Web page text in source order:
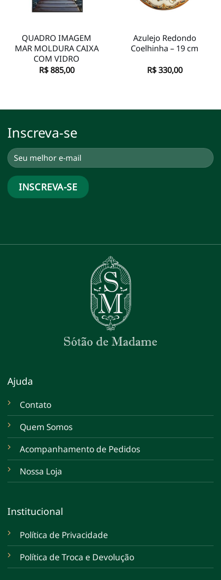
QUADRO IMAGEM
MAR MOLDURA CAIXA
COM VIDRO
R$885,00
Azulejo Redondo
Coelhinha – 19 cm
R$330,00
Inscreva-se
Ajuda
Contato
Quem Somos
Acompanhamento de Pedidos
Nossa Loja
Institucional
Política de Privacidade
Política de Troca e Devolução